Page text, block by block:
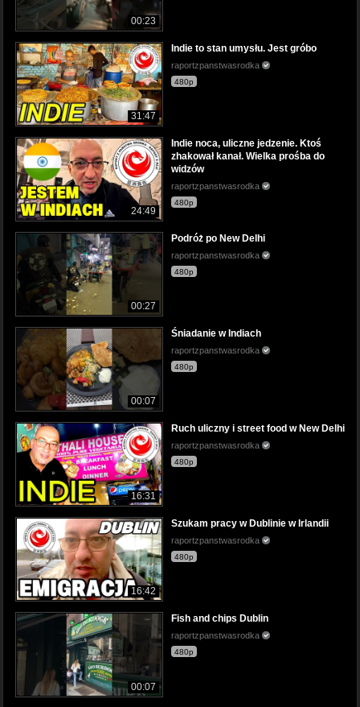
00:23
31:47
Indie to stan umysłu. Jest gróbo
raportzpanstwasrodka
480p
24:49
Indie noca, uliczne jedzenie. Ktoś
zhakował kanał. Wielka prośba do
widzów
raportzpanstwasrodka
480p
00:27
Podróż po New Delhi
raportzpanstwasrodka
480p
00:07
Śniadanie w Indiach
raportzpanstwasrodka
480p
16:31
Ruch uliczny i street food w New Delhi
raportzpanstwasrodka
480p
16:42
Szukam pracy w Dublinie w Irlandii
raportzpanstwasrodka
480p
00:07
Fish and chips Dublin
raportzpanstwasrodka
480p